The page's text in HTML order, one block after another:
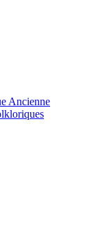
Ancienne